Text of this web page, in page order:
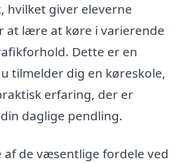
hvilket giver eleverne
at lære at køre i varierende
Dette er en
tilmelder dig en køreskole,
erfaring, der er
daglige pendling.
af de væsentlige fordele ved